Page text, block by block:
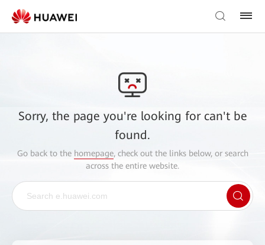
Sorry, the page you're looking for can't be
found.
Go back to the homepage, check out the links below, or search
across the entire website.